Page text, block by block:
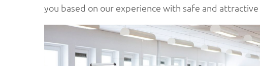
you based on our experience with safe and